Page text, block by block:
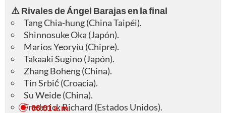
⚠️ Rivales de Ángel Barajas en la final
Tang Chia-hung (China Taipéi).
Shinnosuke Oka (Japón).
Marios Yeoryíu (Chipre).
Takaaki Sugino (Japón).
Zhang Boheng (China).
Tin Srbić (Croacia).
Su Weide (China).
Frederick Richard (Estados Unidos).
06:01 a. m.